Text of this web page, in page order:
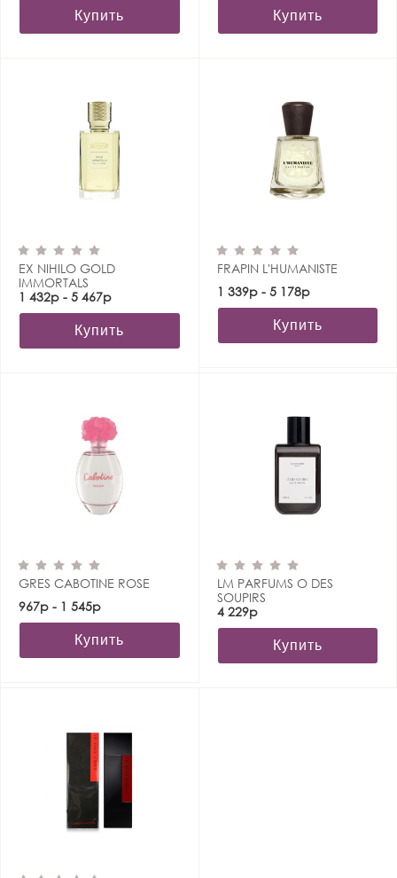
Купить Купить
EX NIHILO GOLD
IMMORTALS
1 432р - 5 467р
Купить
FRAPIN L'HUMANISTE
1 339р - 5 178р
Купить
GRES CABOTINE ROSE
967р - 1 545р
Купить
LM PARFUMS O DES
SOUPIRS
4 229р
Купить